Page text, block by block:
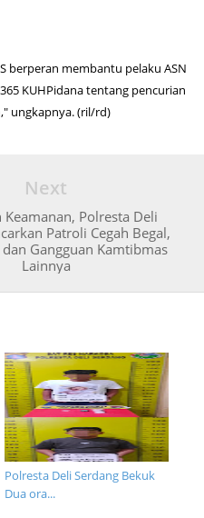
berperan membantu pelaku ASN
KUHPidana tentang pencurian
ungkapnya. (ril/rd)
Next
Keamanan, Polresta Deli
Patroli Cegah Begal,
Gangguan Kamtibmas
Lainnya
Polresta Deli Serdang Bekuk
Dua ora...